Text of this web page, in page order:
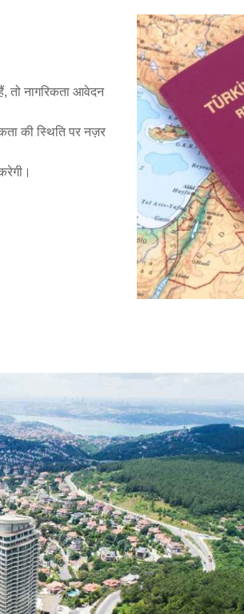
तो नागरिकता आवेदन
की स्थिति पर नज़र